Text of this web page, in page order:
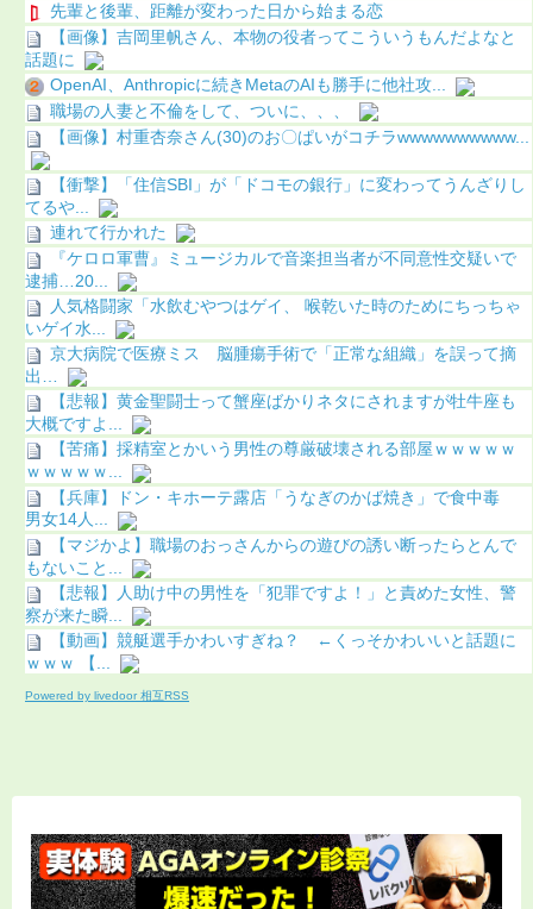
先輩と後輩、距離が変わった日から始まる恋
【画像】吉岡里帆さん、本物の役者ってこういうもんだよなと
話題に
OpenAI、Anthropicに続きMetaのAIも勝手に他社攻...
職場の人妻と不倫をして、ついに、、、
【画像】村重杏奈さん(30)のお〇ぱいがコチラwwwwwwwwww...
【衝撃】「住信SBI」が「ドコモの銀行」に変わってうんざりし
てるや...
連れて行かれた
『ケロロ軍曹』ミュージカルで音楽担当者が不同意性交疑いで
逮捕…20...
人気格闘家「水飲むやつはゲイ、 喉乾いた時のためにちっちゃ
いゲイ水...
京大病院で医療ミス 脳腫瘍手術で「正常な組織」を誤って摘
出…
【悲報】黄金聖闘士って蟹座ばかりネタにされますが牡牛座も
大概ですよ...
【苦痛】採精室とかいう男性の尊厳破壊される部屋ｗｗｗｗｗ
ｗｗｗｗｗ...
【兵庫】ドン・キホーテ露店「うなぎのかば焼き」で食中毒
男女14人...
【マジかよ】職場のおっさんからの遊びの誘い断ったらとんで
もないこと...
【悲報】人助け中の男性を「犯罪ですよ！」と責めた女性、警
察が来た瞬...
【動画】競艇選手かわいすぎね？ ←くっそかわいいと話題に
ｗｗｗ 【...
Powered by livedoor 相互RSS